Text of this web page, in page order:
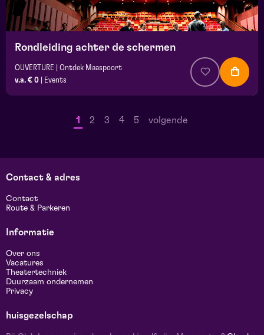
Rondleiding achter de schermen
OUVERTURE | Ontdek Maaspoort
v.a. € 0
Events
1 2 3 4 5 volgende
Contact & adres
Contact
Route & Parkeren
Informatie
Over ons
Vacatures
Theatertechniek
Duurzaam ondernemen
Privacy
huisgezelschap